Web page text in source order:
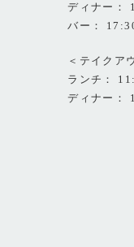
ディナー：
バー：
＜テイクア
ランチ：
ディナー：